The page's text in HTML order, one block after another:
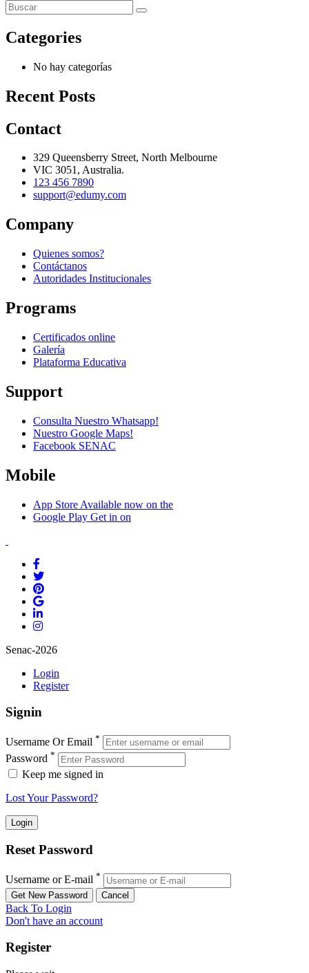
Categories
No hay categorías
Recent Posts
Contact
329 Queensberry Street, North Melbourne
VIC 3051, Australia.
123 456 7890
support@edumy.com
Company
Quienes somos?
Contáctanos
Autoridades Institucionales
Programs
Certificados online
Galería
Plataforma Educativa
Support
Consulta Nuestro Whatsapp!
Nuestro Google Maps!
Facebook SENAC
Mobile
App Store Available now on the
Google Play Get in on
Senac-2026
Login
Register
Signin
Username Or Email *
Password *
Keep me signed in
Lost Your Password?
Reset Password
Username or E-mail *
Back To Login
Don't have an account
Register